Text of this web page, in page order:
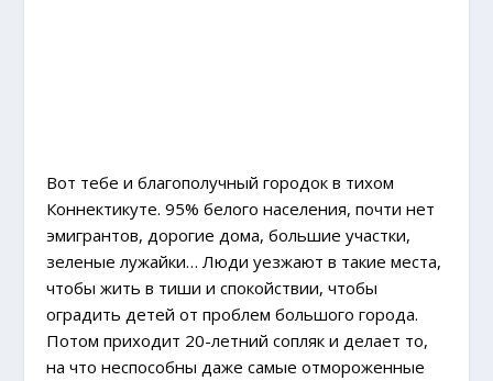
Вот тебе и благополучный городок в тихом
Коннектикуте. 95% белого населения, почти нет
эмигрантов, дорогие дома, большие участки,
зеленые лужайки… Люди уезжают в такие места,
чтобы жить в тиши и спокойствии, чтобы
оградить детей от проблем большого города.
Потом приходит 20-летний сопляк и делает то,
на что неспособны даже самые отмороженные